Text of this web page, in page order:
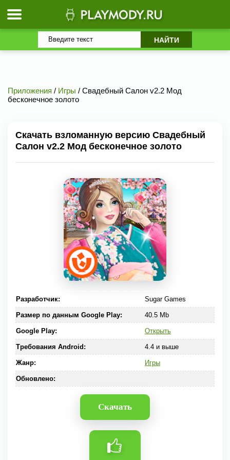
Приложения / Игры / Свадебный Салон v2.2 Мод
бесконечное золото
Скачать взломанную версию Свадебный
Салон v2.2 Мод бесконечное золото
Разработчик: Sugar Games
Размер по данным Google Play: 40.5 Mb
Google Play: Открыть
Требования Android: 4.4 и выше
Жанр: Игры
Обновлено:
Скачать